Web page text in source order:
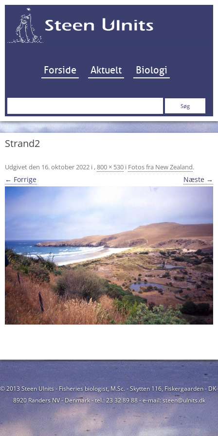
Hop til indhold
Forside Aktuelt Biologi
Søg
Strand2
Udgivet den 16. oktober 2022 i ,800 × 530 i Fotos fra New Zealand.
← Forrige Næste →
© 2013 Steen Ulnits - Fisheries biologist, M.Sc. - Skytten 116, Fiskergaarden - DK-
8920 Randers NV - Denmark - tel.: 23 32 89 88 - e-mail: steen@ulnits.dk